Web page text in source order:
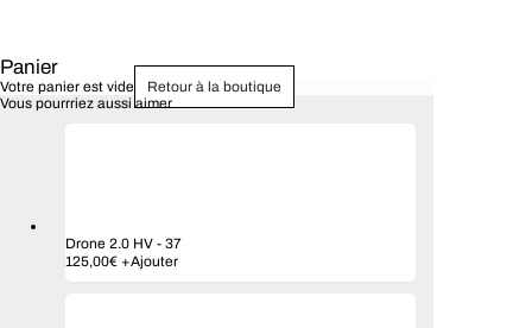
Panier
Votre panier est vide
Retour à la boutique
Vous pourrriez aussi aimer
Drone 2.0 HV - 37
125,00€ +Ajouter